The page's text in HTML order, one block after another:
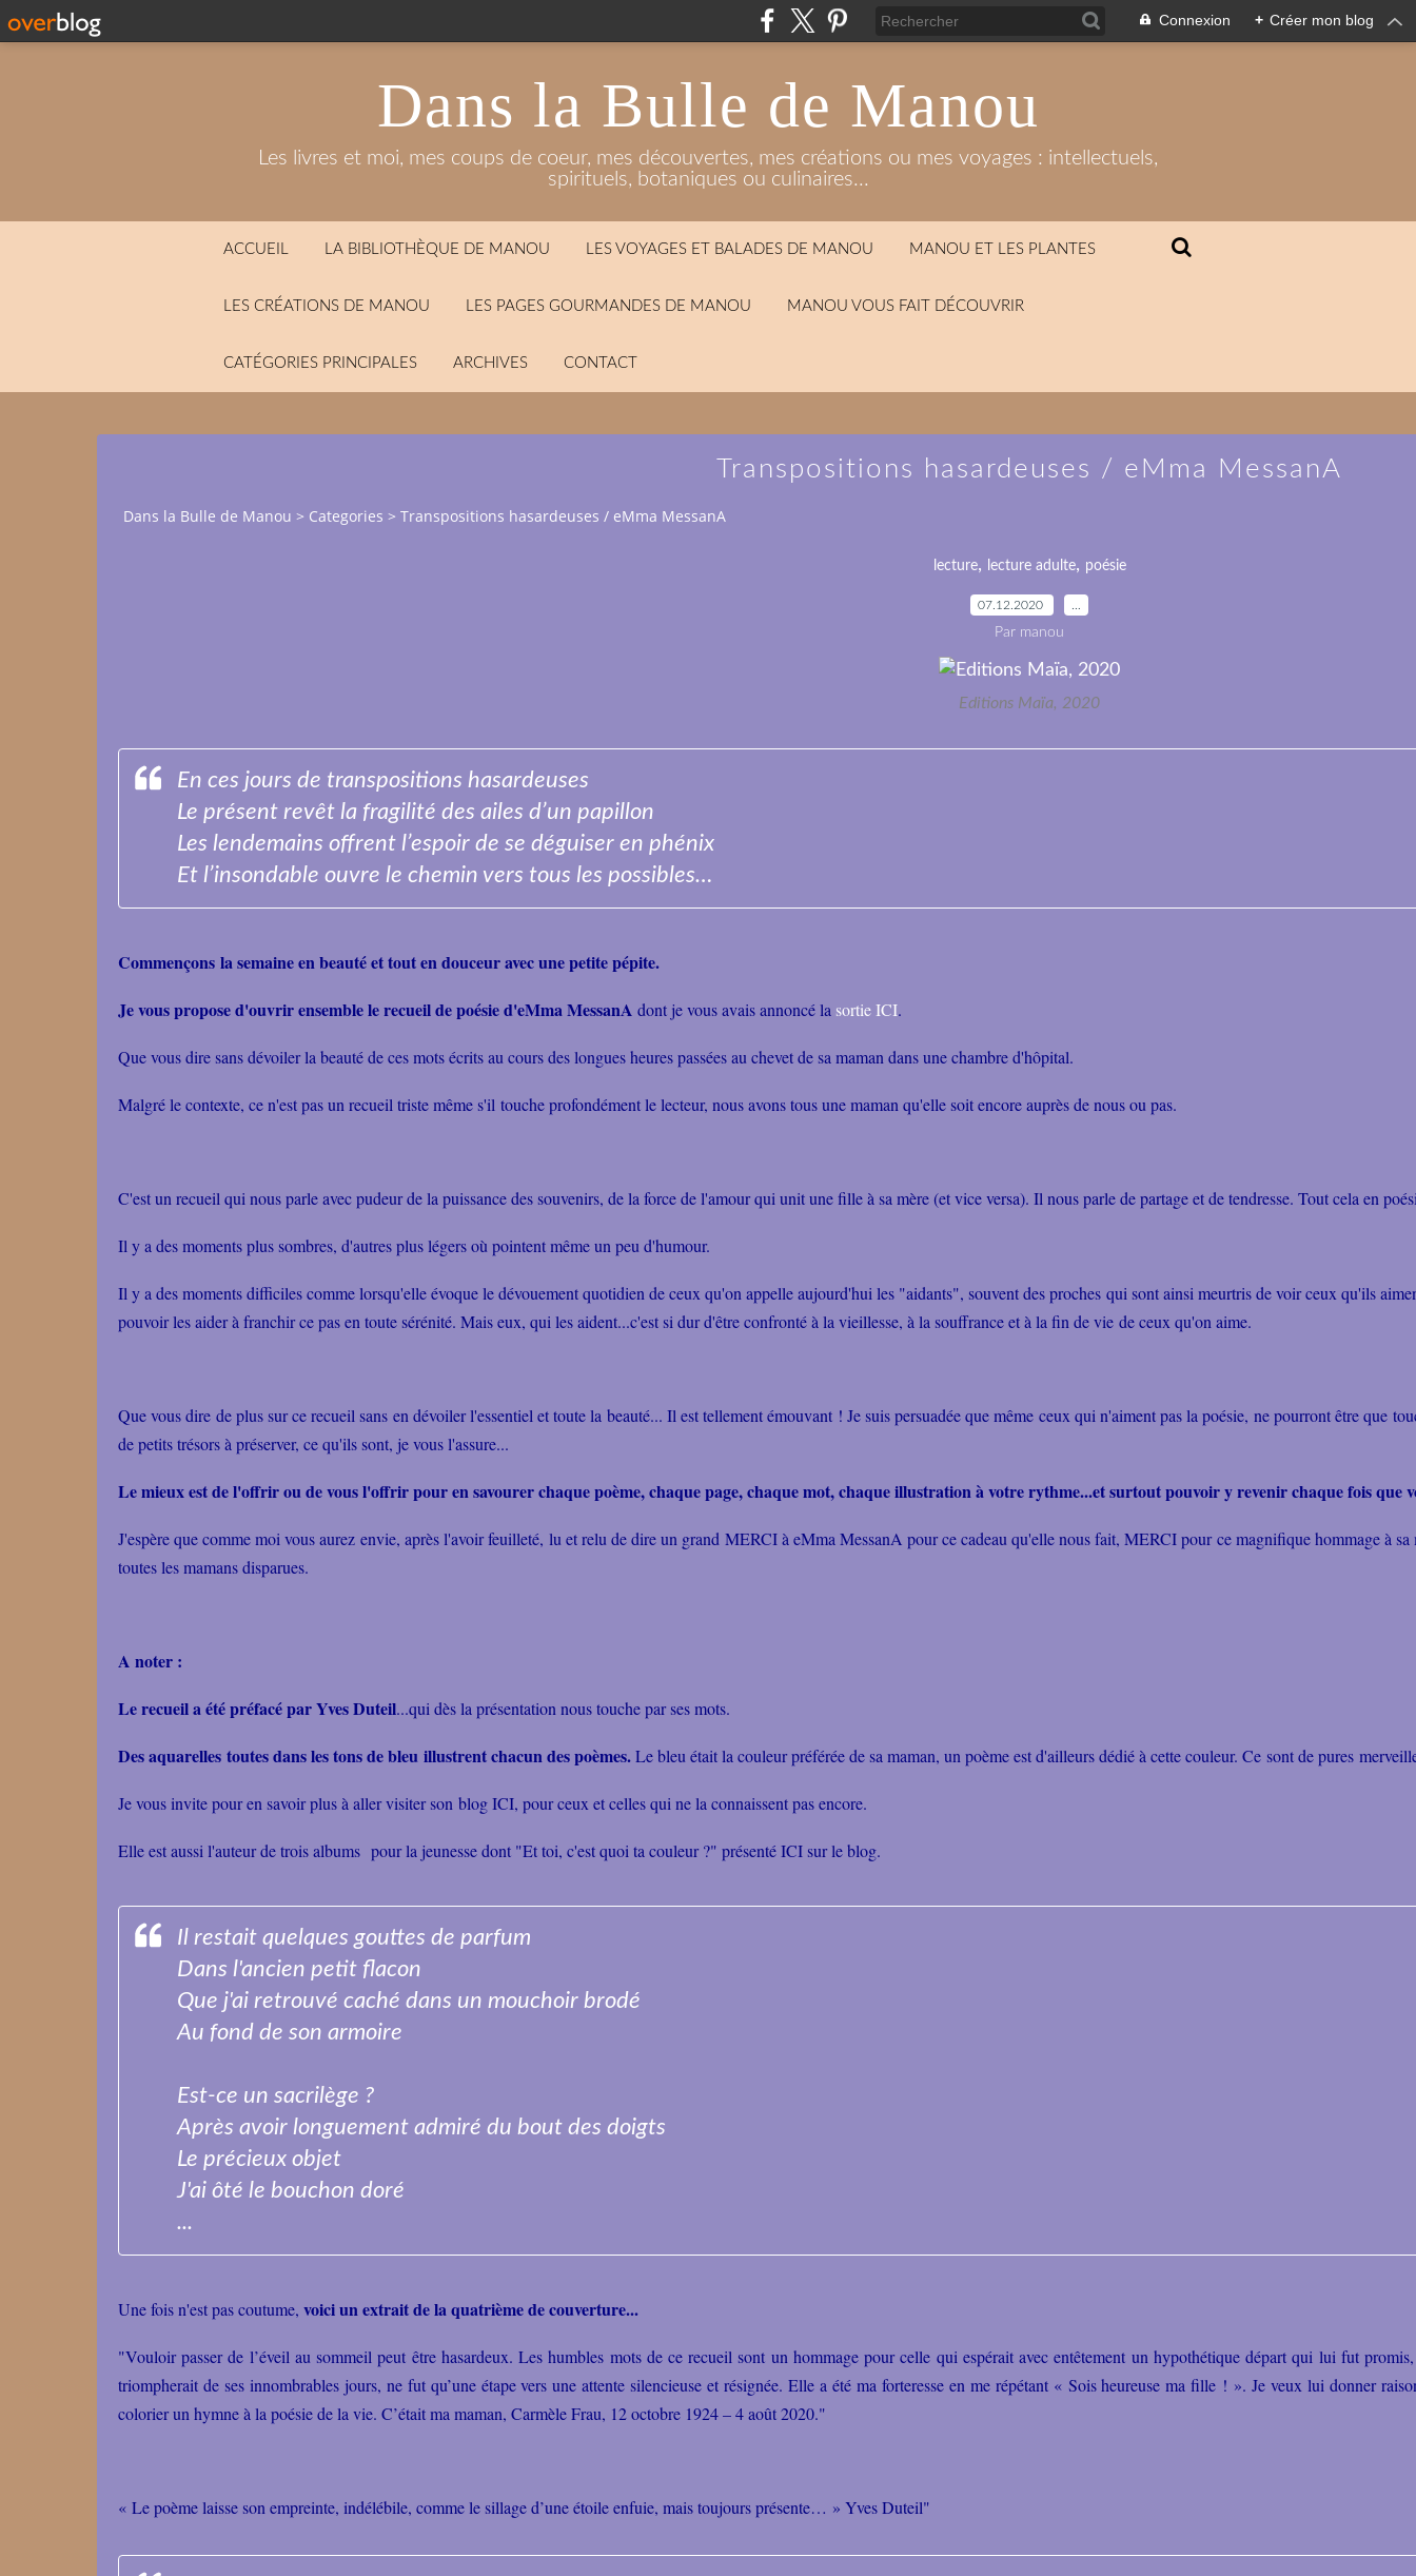
Connexion + Créer mon blog
Dans la Bulle de Manou
Les livres et moi, mes coups de coeur, mes découvertes, mes créations ou mes voyages : intellectuels,
spirituels, botaniques ou culinaires...
ACCUEIL LA BIBLIOTHÈQUE DE MANOU LES VOYAGES ET BALADES DE MANOU MANOU ET LES PLANTES
LES CRÉATIONS DE MANOU LES PAGES GOURMANDES DE MANOU MANOU VOUS FAIT DÉCOUVRIR
CATÉGORIES PRINCIPALES ARCHIVES CONTACT
Transpositions hasardeuses / eMma MessanA
Dans la Bulle de Manou > Categories > Transpositions hasardeuses / eMma MessanA
lecture, lecture adulte, poésie
07.12.2020
Par manou
Editions Maïa, 2020
En ces jours de transpositions hasardeuses
Le présent revêt la fragilité des ailes d’un papillon
Les lendemains offrent l’espoir de se déguiser en phénix
Et l’insondable ouvre le chemin vers tous les possibles…
Commençons la semaine en beauté et tout en douceur avec une petite pépite.
Je vous propose d'ouvrir ensemble le recueil de poésie d'eMma MessanA dont je vous avais annoncé la sortie ICI.
Que vous dire sans dévoiler la beauté de ces mots écrits au cours des longues heures passées au chevet de sa maman dans une chambre d'hôpital.
Malgré le contexte, ce n'est pas un recueil triste même s'il touche profondément le lecteur, nous avons tous une maman qu'elle soit encore auprès de nous ou pas.
C'est un recueil qui nous parle avec pudeur de la puissance des souvenirs, de la force de l'amour qui unit une fille à sa mère (et vice versa). Il nous parle de partage et de tendresse. Tout cela en
Il y a des moments plus sombres, d'autres plus légers où pointent même un peu d'humour.
Il y a des moments difficiles comme lorsqu'elle évoque le dévouement quotidien de ceux qu'on appelle aujourd'hui les "aidants", souvent des proches qui sont ainsi meurtris de voir ceux qu'ils
pouvoir les aider à franchir ce pas en toute sérénité. Mais eux, qui les aident...c'est si dur d'être confronté à la vieillesse, à la souffrance et à la fin de vie de ceux qu'on aime.
Que vous dire de plus sur ce recueil sans en dévoiler l'essentiel et toute la beauté... Il est tellement émouvant ! Je suis persuadée que même ceux qui n'aiment pas la poésie, ne pourront être que
de petits trésors à préserver, ce qu'ils sont, je vous l'assure...
Le mieux est de l'offrir ou de vous l'offrir pour en savourer chaque poème, chaque page, chaque mot, chaque illustration à votre rythme...et surtout pouvoir y revenir chaque fois que
J'espère que comme moi vous aurez envie, après l'avoir feuilleté, lu et relu de dire un grand MERCI à eMma MessanA pour ce cadeau qu'elle nous fait, MERCI pour ce magnifique hommage à
toutes les mamans disparues.
A noter :
Le recueil a été préfacé par Yves Duteil...qui dès la présentation nous touche par ses mots.
Des aquarelles toutes dans les tons de bleu illustrent chacun des poèmes.Le bleu était la couleur préférée de sa maman, un poème est d'ailleurs dédié à cette couleur. Ce sont de pures
Je vous invite pour en savoir plus à allervisiter son blog ICI, pour ceux et celles qui ne la connaissent pas encore.
Elle est aussi l'auteur de trois albums pour la jeunesse dont "Et toi, c'est quoi ta couleur ?" présenté ICI sur le blog.
Il restait quelques gouttes de parfum
Dans l'ancien petit flacon
Que j'ai retrouvé caché dans un mouchoir brodé
Au fond de son armoire
Est-ce un sacrilège ?
Après avoir longuement admiré du bout des doigts
Le précieux objet
J'ai ôté le bouchon doré
...
Une fois n'est pas coutume, voici un extrait de la quatrième de couverture...
"Vouloir passer de l’éveil au sommeil peut être hasardeux. Les humbles mots de ce recueil sont un hommage pour celle qui espérait avec entêtement un hypothétique départ qui lui fut
triompherait de ses innombrables jours, ne fut qu’une étape vers une attente silencieuse et résignée. Elle a été ma forteresse en me répétant « Sois heureuse ma fille ! ». Je veux lui donner
colorier un hymne à la poésie de la vie. C’était ma maman, Carmèle Frau, 12 octobre 1924 – 4 août 2020."
« Le poème laisse son empreinte, indélébile, comme le sillage d’une étoile enfuie, mais toujours présente… » Yves Duteil"